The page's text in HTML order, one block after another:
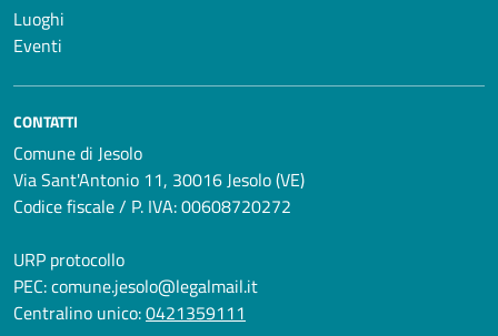
Luoghi
Eventi
CONTATTI
Comune di Jesolo
Via Sant'Antonio 11, 30016 Jesolo (VE)
Codice fiscale / P. IVA: 00608720272
URP protocollo
PEC:comune.jesolo@legalmail.it
Centralino unico:0421359111